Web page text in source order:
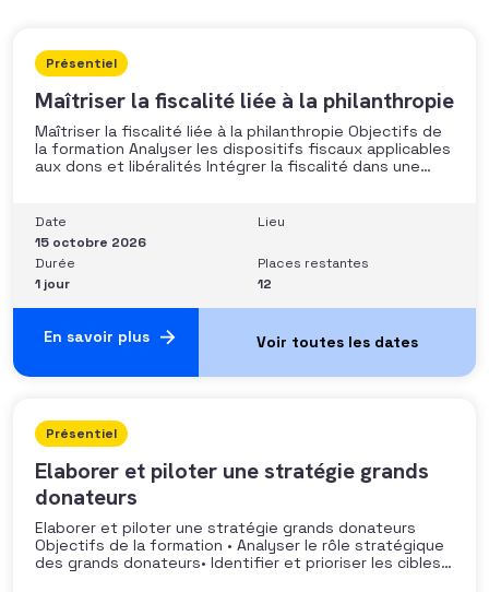
Présentiel
Maîtriser la fiscalité liée à la philanthropie
Maîtriser la fiscalité liée à la philanthropie Objectifs de
la formation Analyser les dispositifs fiscaux applicables
aux dons et libéralités Intégrer la fiscalité dans une
situations nécessitant un arbitrage juridique
Compétences et aptitudes Comprendre les régimes
Date
15 octobre 2026
Lieu
Durée
1 jour
Places restantes
12
En savoir plus
Présentiel
Elaborer et piloter une stratégie grands
donateurs
Elaborer et piloter une stratégie grands donateurs
Objectifs de la formation • Analyser le rôle stratégique
des grands donateurs• Identifier et prioriser les cibles à